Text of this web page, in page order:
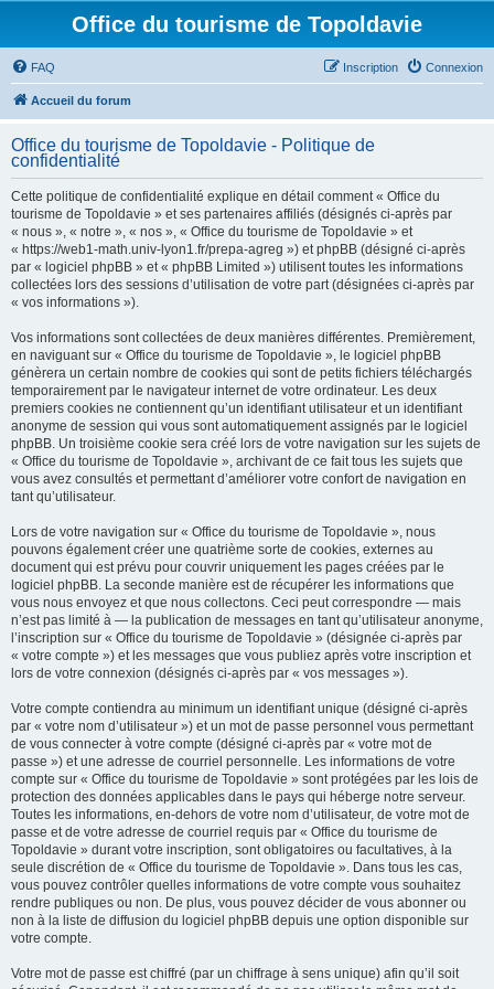
Office du tourisme de Topoldavie
FAQ Connexion
Inscription
Accueil du forum
Office du tourisme de Topoldavie - Politique de
confidentialité
Cette politique de confidentialité explique en détail comment « Office du
tourisme de Topoldavie » et ses partenaires affiliés (désignés ci-après par
« nous », « notre », « nos », « Office du tourisme de Topoldavie » et
« https://web1-math.univ-lyon1.fr/prepa-agreg ») et phpBB (désigné ci-après
par « logiciel phpBB » et « phpBB Limited ») utilisent toutes les informations
collectées lors des sessions d’utilisation de votre part (désignées ci-après par
« vos informations »).
Vos informations sont collectées de deux manières différentes. Premièrement,
en naviguant sur « Office du tourisme de Topoldavie », le logiciel phpBB
génèrera un certain nombre de cookies qui sont de petits fichiers téléchargés
temporairement par le navigateur internet de votre ordinateur. Les deux
premiers cookies ne contiennent qu’un identifiant utilisateur et un identifiant
anonyme de session qui vous sont automatiquement assignés par le logiciel
phpBB. Un troisième cookie sera créé lors de votre navigation sur les sujets de
« Office du tourisme de Topoldavie », archivant de ce fait tous les sujets que
vous avez consultés et permettant d’améliorer votre confort de navigation en
tant qu’utilisateur.
Lors de votre navigation sur « Office du tourisme de Topoldavie », nous
pouvons également créer une quatrième sorte de cookies, externes au
document qui est prévu pour couvrir uniquement les pages créées par le
logiciel phpBB. La seconde manière est de récupérer les informations que
vous nous envoyez et que nous collectons. Ceci peut correspondre — mais
n’est pas limité à — la publication de messages en tant qu’utilisateur anonyme,
l’inscription sur « Office du tourisme de Topoldavie » (désignée ci-après par
« votre compte ») et les messages que vous publiez après votre inscription et
lors de votre connexion (désignés ci-après par « vos messages »).
Votre compte contiendra au minimum un identifiant unique (désigné ci-après
par « votre nom d’utilisateur ») et un mot de passe personnel vous permettant
de vous connecter à votre compte (désigné ci-après par « votre mot de
passe ») et une adresse de courriel personnelle. Les informations de votre
compte sur « Office du tourisme de Topoldavie » sont protégées par les lois de
protection des données applicables dans le pays qui héberge notre serveur.
Toutes les informations, en-dehors de votre nom d’utilisateur, de votre mot de
passe et de votre adresse de courriel requis par « Office du tourisme de
Topoldavie » durant votre inscription, sont obligatoires ou facultatives, à la
seule discrétion de « Office du tourisme de Topoldavie ». Dans tous les cas,
vous pouvez contrôler quelles informations de votre compte vous souhaitez
rendre publiques ou non. De plus, vous pouvez décider de vous abonner ou
non à la liste de diffusion du logiciel phpBB depuis une option disponible sur
votre compte.
Votre mot de passe est chiffré (par un chiffrage à sens unique) afin qu’il soit